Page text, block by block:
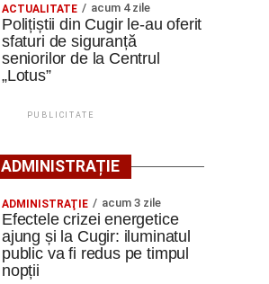
ACTUALITATE acum 4 zile
Polițiștii din Cugir le-au oferit
sfaturi de siguranță
seniorilor de la Centrul
„Lotus”
PUBLICITATE
ADMINISTRAȚIE
ADMINISTRAŢIE acum 3 zile
Efectele crizei energetice
ajung și la Cugir: iluminatul
public va fi redus pe timpul
nopții